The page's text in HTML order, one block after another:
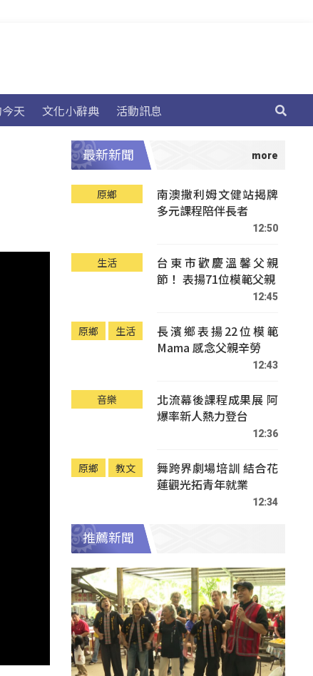
天 文化小辭典 活動訊息
最新新聞
原鄉
南澳撒利姆文健站揭牌
多元課程陪伴長者
12:50
生活
台東市歡慶溫馨父親
節！ 表揚71位模範父親
12:45
原鄉 生活
長濱鄉表揚22位模範
Mama 感念父親辛勞
12:43
音樂
北流幕後課程成果展 阿
爆率新人熱力登台
12:36
原鄉 教文
舞跨界劇場培訓 結合花
蓮觀光拓青年就業
12:34
推薦新聞